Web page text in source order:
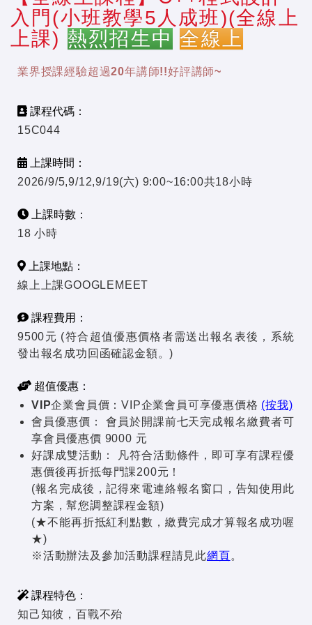
入門(小班教學5人成班)(全線上
上課) 熱烈招生中 全線上
業界授課經驗超過20年講師!!好評講師~
課程代碼：
15C044
上課時間：
2026/9/5,9/12,9/19(六) 9:00~16:00共18小時
上課時數：
18 小時
上課地點：
線上上課GOOGLEMEET
課程費用：
9500元 (符合超值優惠價格者需送出報名表後，系統
發出報名成功回函確認金額。)
超值優惠：
VIP企業會員價：VIP企業會員可享優惠價格 (按我)
會員優惠價：
會員於開課前七天完成報名繳費者可
享會員優惠價 9000 元
好課成雙活動：
凡符合活動條件，即可享有課程優
惠價後再折抵每門課200元！
(報名完成後，記得來電連絡報名窗口，告知使用此
方案，幫您調整課程金額)
(★不能再折抵紅利點數，繳費完成才算報名成功喔
★)
※活動辦法及參加活動課程請見此網頁。
課程特色：
知己知彼，百戰不殆